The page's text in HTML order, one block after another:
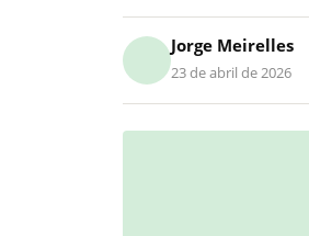
Jorge Meirelles
23 de abril de 2026